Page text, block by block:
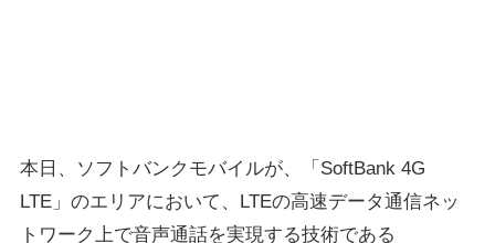
本日、ソフトバンクモバイルが、「SoftBank 4G
LTE」のエリアにおいて、LTEの高速データ通信ネッ
トワーク上で音声通話を実現する技術である